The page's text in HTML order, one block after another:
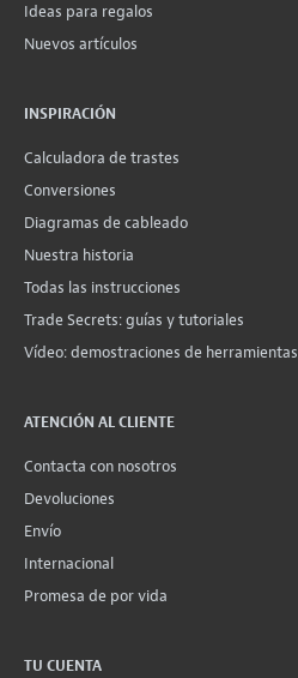
Ideas para regalos
Nuevos artículos
INSPIRACIÓN
Calculadora de trastes
Conversiones
Diagramas de cableado
Nuestra historia
Todas las instrucciones
Trade Secrets: guías y tutoriales
Vídeo: demostraciones de herramientas
ATENCIÓN AL CLIENTE
Contacta con nosotros
Devoluciones
Envío
Internacional
Promesa de por vida
TU CUENTA